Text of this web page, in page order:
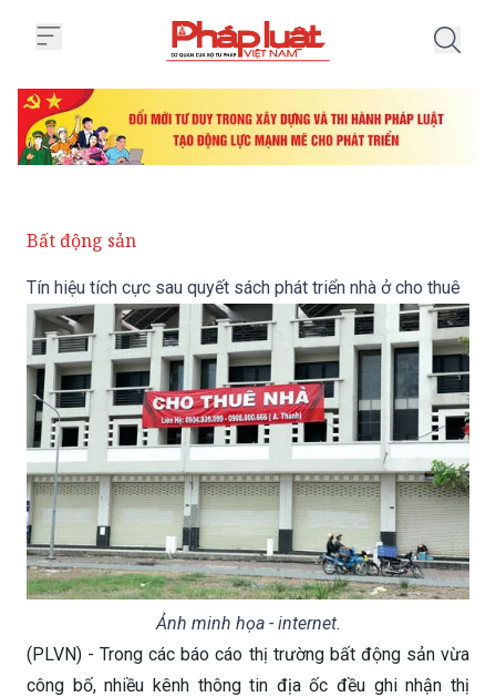
Bất động sản
Tín hiệu tích cực sau quyết sách phát triển nhà ở cho thuê
Ảnh minh họa - internet.
(PLVN) - Trong các báo cáo thị trường bất động sản vừa
công bố, nhiều kênh thông tin địa ốc đều ghi nhận thị